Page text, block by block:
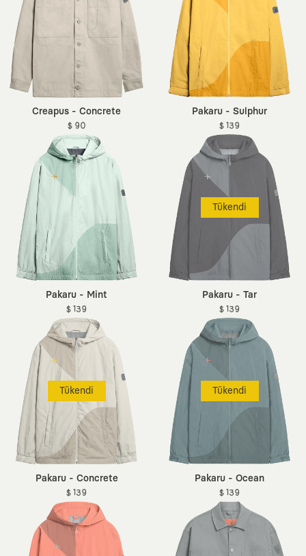
Creapus - Concrete
$ 90
Pakaru - Sulphur
$ 139
Pakaru - Mint
$ 139
Tükendi
Pakaru - Tar
$ 139
Tükendi
Pakaru - Concrete
$ 139
Tükendi
Pakaru - Ocean
$ 139